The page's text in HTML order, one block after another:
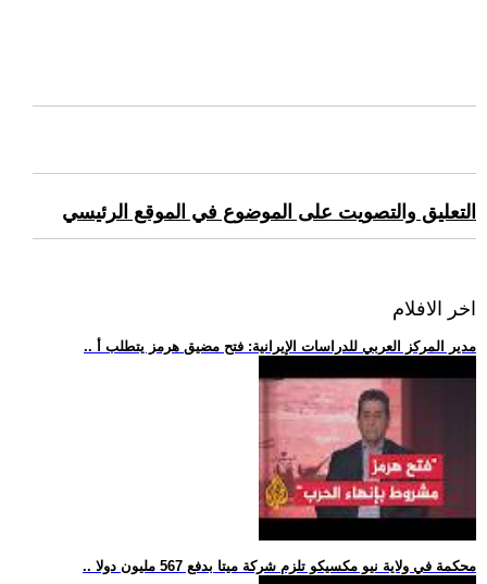
التعليق والتصويت على الموضوع في الموقع الرئيسي
اخر الافلام
.. مدير المركز العربي للدراسات الإيرانية: فتح مضيق هرمز يتطلب أ
.. محكمة في ولاية نيو مكسيكو تلزم شركة ميتا بدفع 567 مليون دولا